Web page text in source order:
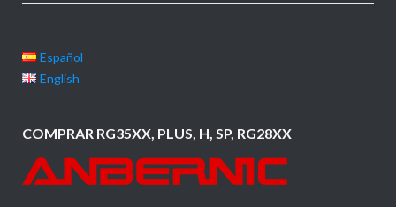
Español
English
COMPRAR RG35XX, PLUS, H, SP, RG28XX